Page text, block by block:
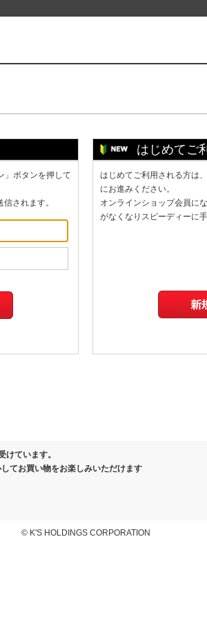
」ボタンを押して
されます。
はじめてご
はじめてご利用される方は
にお進みください。
オンラインショップ会員に
がなくなりスピーディーに
ています。
てお買い物をお楽しみいただけます
© K'S HOLDINGS CORPORATION